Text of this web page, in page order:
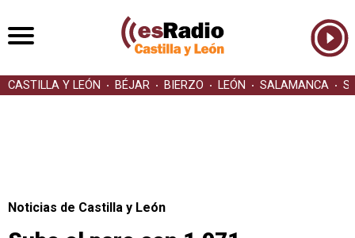
CASTILLA Y LEÓN BÉJAR BIERZO LEÓN SALAMANCA
Noticias de Castilla y León